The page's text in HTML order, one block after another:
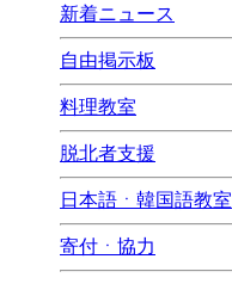
新着ニュース
自由掲示板
料理教室
脱北者支援
日本語ㆍ韓国語教室
寄付ㆍ協力